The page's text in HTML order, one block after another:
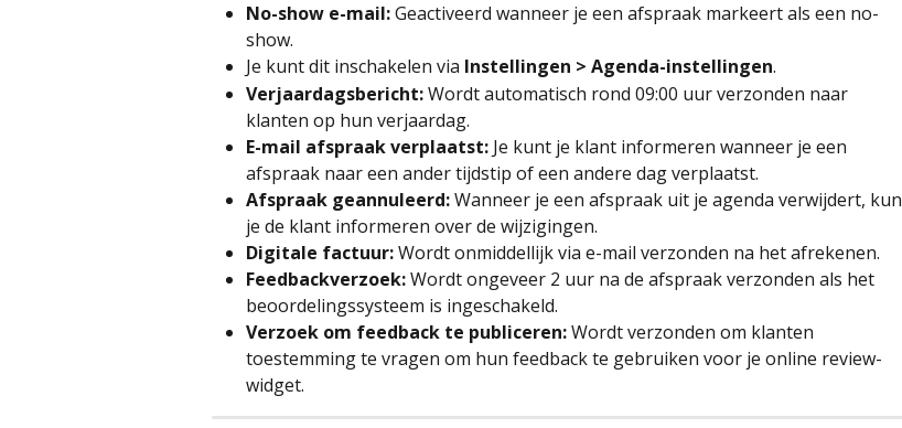
No-show e-mail: Geactiveerd wanneer je een afspraak markeert als een no-
show.
Je kunt dit inschakelen via Instellingen > Agenda-instellingen.
Verjaardagsbericht: Wordt automatisch rond 09:00 uur verzonden naar
klanten op hun verjaardag.
E-mail afspraak verplaatst: Je kunt je klant informeren wanneer je een
afspraak naar een ander tijdstip of een andere dag verplaatst.
Afspraak geannuleerd: Wanneer je een afspraak uit je agenda verwijdert, kun
je de klant informeren over de wijzigingen.
Digitale factuur: Wordt onmiddellijk via e-mail verzonden na het afrekenen.
Feedbackverzoek: Wordt ongeveer 2 uur na de afspraak verzonden als het
beoordelingssysteem is ingeschakeld.
Verzoek om feedback te publiceren: Wordt verzonden om klanten
toestemming te vragen om hun feedback te gebruiken voor je online review-
widget.